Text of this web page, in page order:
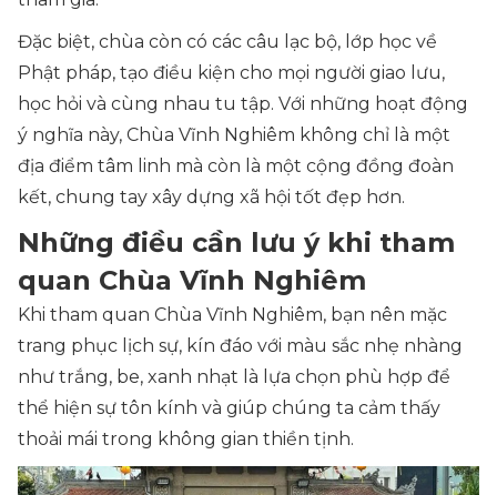
Đặc biệt, chùa còn có các câu lạc bộ, lớp học về
Phật pháp, tạo điều kiện cho mọi người giao lưu,
học hỏi và cùng nhau tu tập. Với những hoạt động
ý nghĩa này, Chùa Vĩnh Nghiêm không chỉ là một
địa điểm tâm linh mà còn là một cộng đồng đoàn
kết, chung tay xây dựng xã hội tốt đẹp hơn.
Những điều cần lưu ý khi tham
quan Chùa Vĩnh Nghiêm
Khi tham quan Chùa Vĩnh Nghiêm, bạn nên mặc
trang phục lịch sự, kín đáo với màu sắc nhẹ nhàng
như trắng, be, xanh nhạt là lựa chọn phù hợp để
thể hiện sự tôn kính và giúp chúng ta cảm thấy
thoải mái trong không gian thiền tịnh.